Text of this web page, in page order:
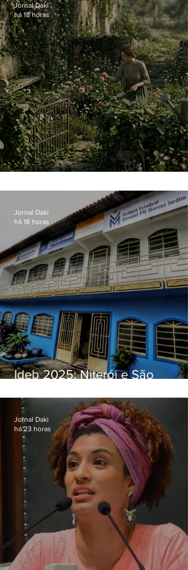
Jornal Daki
há 18 horas
Ideb 2025: Niterói e São
distintos no ensino médio; veja
Jornal Daki
há 18 horas
Jornal Daki
há 23 horas